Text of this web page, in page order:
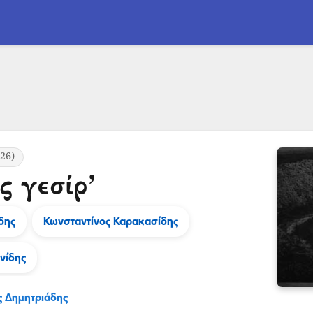
γεσίρ’
Κωνσταντίνος Καρακασίδης
Δημητριάδης